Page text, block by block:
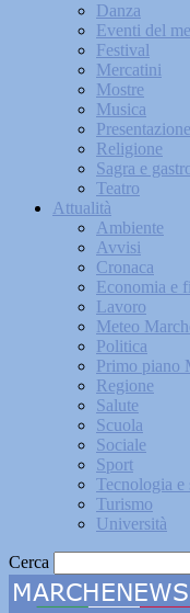
Danza
Eventi del
Festival
Mercatini
Mostre
Musica
Religione
Sagra e
Teatro
Attualità
Ambiente
Avvisi
Cronaca
Economia e
Lavoro
Meteo
Politica
Primo piano
Regione
Salute
Scuola
Sociale
Sport
Tecnologia e
Turismo
Università
Cerca